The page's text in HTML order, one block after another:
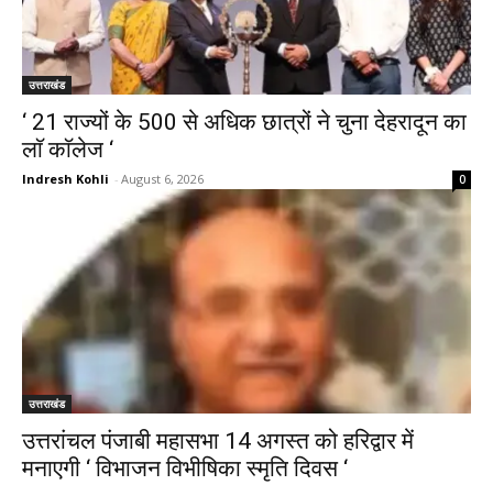
उत्तराखंड
‘ 21 राज्यों के 500 से अधिक छात्रों ने चुना देहरादून का
लाॅ काॅलेज ‘
Indresh Kohli - August 6, 2026 0
उत्तराखंड
उत्तरांचल पंजाबी महासभा 14 अगस्त को हरिद्वार में
मनाएगी ‘ विभाजन विभीषिका स्मृति दिवस ‘